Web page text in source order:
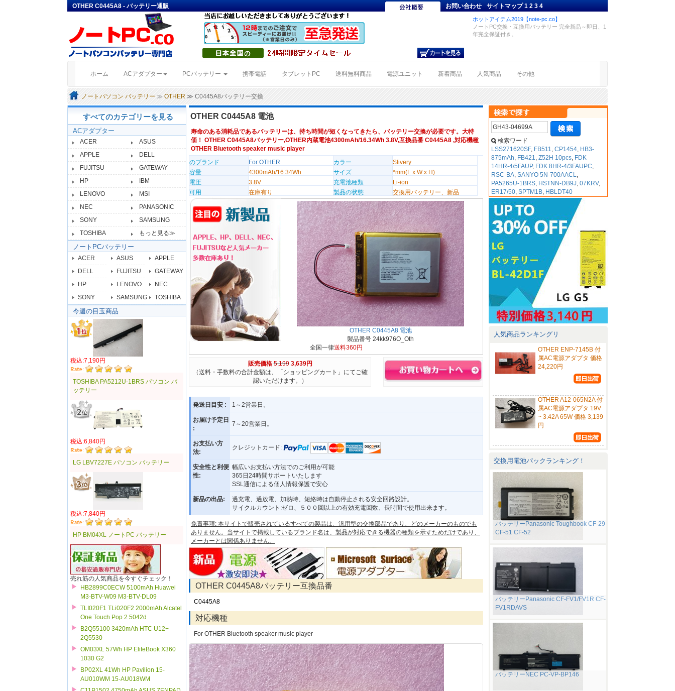
OTHER C0445A8 - バッテリー通販 お問い合わせ サイトマップ 1234
ホットアイテム2019【note-pc.co】
ノートPC交換・互換用バッテリー 完全新品～即日、1
年完全保証付き。
ホーム (current)ACアダプター PCバッテリー 携帯電話 タブレットPC 送料無料商品 電源ユニット 新着商品 人気商品 その他
ノートパソコン バッテリー ≫OTHER ≫ C0445A8バッテリー交換
すべてのカテゴリーを見る
ACアダプター
ACER
ASUS
APPLE
DELL
FUJITSU
GATEWAY
HP
IBM
LENOVO
MSI
NEC
PANASONIC
SONY
SAMSUNG
TOSHIBA
もっと見る≫
ノートPCバッテリー
ACER ASUS
APPLE
DELL
FUJITSU
GATEWAY
HP
LENOVO
NEC
SONY
SAMSUNG TOSHIBA
今週の目玉商品
税込:7,190円
TOSHIBA PA5212U-1BRS パソコン バ
ッテリー
税込:6,840円
LG LBV7227E パソコン バッテリー
税込:7,840円
HP BM04XL ノートPC バッテリー
売れ筋の人気商品を今すぐチェック！
HB2899C0ECW 5100mAh Huawei
M3-BTV-W09 M3-BTV-DL09
TLI020F1 TLi020F2 2000mAh Alcatel
One Touch Pop 2 5042d
B2Q55100 3420mAh HTC U12+
2Q5530
OM03XL 57Wh HP EliteBook X360
1030 G2
BP02XL 41Wh HP Pavilion 15-
AU010WM 15-AU018WM
OTHER C0445A8 電池
寿命のある消耗品であるバッテリーは、持ち時間が短くなってきたら、バッテリー交換が必要です。大特
価！ OTHER C0445A8バッテリー,OTHER内蔵電池4300mAh/16.34Wh 3.8V,互換品番 C0445A8 ,対応機種
OTHER Bluetooth speaker music player
のブランド
For OTHER カラー
Slivery
容量
4300mAh/16.34Wh サイズ
*mm(L x W x H)
電圧
3.8V 充電池種類
Li-ion
可用
在庫有り 製品の状態 交換用バッテリー、新品
OTHER C0445A8 電池
製品番号 24kk976O_Oth
全国一律送料360円
販売価格 5,199 3,639円
（送料・手数料の合計金額は、「ショッピングカート」にてご確
認いただけます。）
発送日目安 : 1～2営業日。
お届け予定日
:
7～20営業日。
お支払い方
法:
クレジットカード:
安全性と利便
性:
幅広いお支払い方法でのご利用が可能
365日24時間サポートいたします
SSL通信による個人情報保護で安心
新品の出品:
過充電、過放電、加熱時、短絡時は自動停止される安全回路設計。
サイクルカウント:ゼロ、５００回以上の有効充電回数、長時間で使用出来ます。
免責事項: 本サイトで販売されているすべての製品は、汎用型の交換部品であり、どのメーカーのものでも
ありません。当サイトで掲載しているブランド名は、製品が対応できる機器の種類を示すためだけであり、
メーカーとは関係ありません。
OTHER C0445A8バッテリー互換品番
C0445A8
対応機種
For OTHER Bluetooth speaker music player
検索ワード
LSS271620SF, FB511,CP1454, HB3-
875mAh, FB421,Z52H 10pcs, FDK
14HR-4/5FAUP, FDK 8HR-4/3FAUPC,
RSC-BA,SANYO 5N-700AACL,
PA5265U-1BRS, HSTNN-DB9J,07KRV,
ER17/50,SPTM1B, HBLDT40
人気商品ランキングリ
OTHER ENP-7145B 付
属AC電源アダプタ 価格
24,220円
OTHER A12-065N2A 付
属AC電源アダプタ 19V
~ 3.42A 65W 価格 3,139
円
交換用電池パックランキング！
バッテリーPanasonic Toughbook CF-29
CF-51 CF-52
バッテリーPanasonic CF-FV1/FV1R CF-
FV1RDAVS
バッテリーNEC PC-VP-BP146